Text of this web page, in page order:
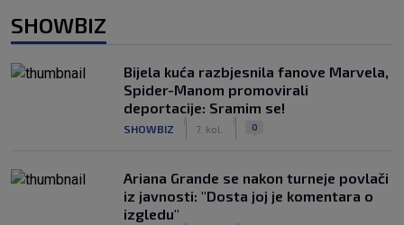
SHOWBIZ
Bijela kuća razbjesnila fanove Marvela,
Spider-Manom promovirali
deportacije: Sramim se!
SHOWBIZ 7. kol. 0
Ariana Grande se nakon turneje povlači
iz javnosti: "Dosta joj je komentara o
izgledu"